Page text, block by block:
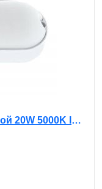
Светильник LED Vargo накладной 20W 5000K IP54 овал белый